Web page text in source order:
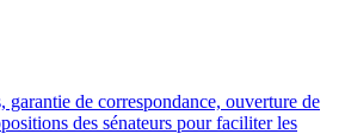
garantie de correspondance, ouverture de
des sénateurs pour faciliter les